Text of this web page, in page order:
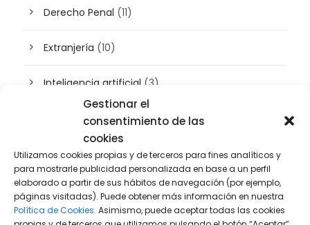
Gestionar el
consentimiento de las
cookies
Utilizamos cookies propias y de terceros para fines analíticos y
para mostrarle publicidad personalizada en base a un perfil
elaborado a partir de sus hábitos de navegación (por ejemplo,
páginas visitadas). Puede obtener más información en nuestra
Política de Cookies. Asimismo, puede aceptar todas las cookies
Derecho Penal (11)
Extranjería (10)
Inteligencia artificial (3)
Patrimonio(5)
Plusvalía(2)
Prensa(2)